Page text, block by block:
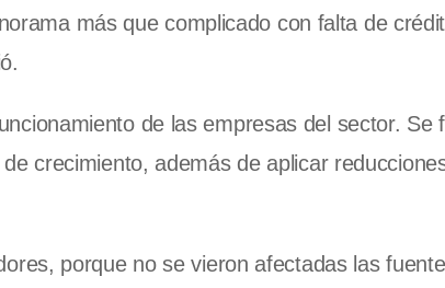
más que complicado con falta de
de las empresas del sector. Se
crecimiento, además de aplicar
porque no se vieron afectadas las